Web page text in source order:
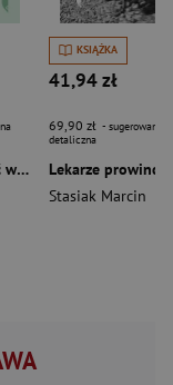
Czytać, dużo czytać wyd. 2
KSIĄŻKA
41,94 zł
69,90 zł - sugerowana
detaliczna
Lekarze
Stasiak Marcin